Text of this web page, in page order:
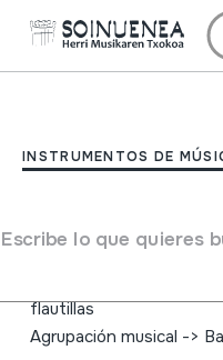
INSTRUMENTOS DE
Escribe lo que quieres
Fiestas
Tipo de Instrumento de
Membranófonos
flautillas
Agrupación musical ->